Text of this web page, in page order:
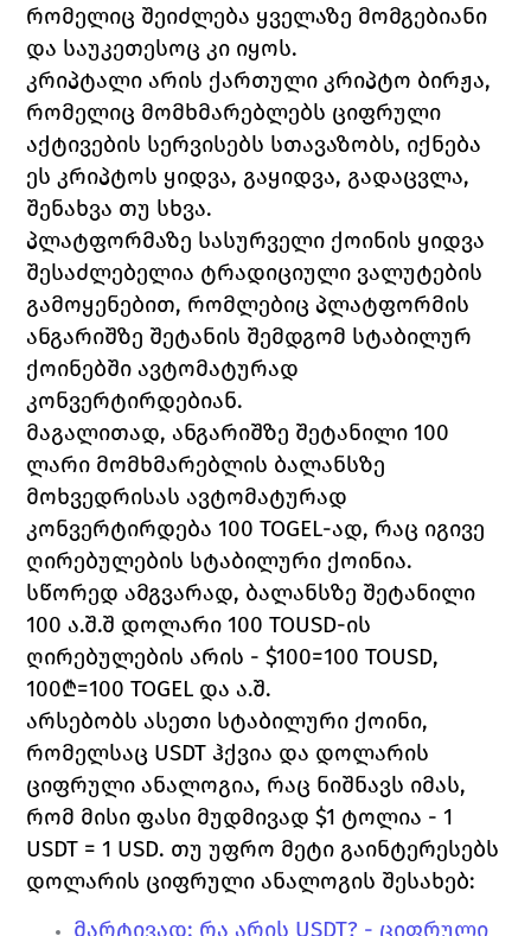
რომელიც შეიძლება ყველაზე მომგებიანი
და საუკეთესოც კი იყოს.
კრიპტალი არის ქართული კრიპტო ბირჟა,
რომელიც მომხმარებლებს ციფრული
აქტივების სერვისებს სთავაზობს, იქნება
ეს კრიპტოს ყიდვა, გაყიდვა, გადაცვლა,
შენახვა თუ სხვა.
პლატფორმაზე სასურველი ქოინის ყიდვა
შესაძლებელია ტრადიციული ვალუტების
გამოყენებით, რომლებიც პლატფორმის
ანგარიშზე შეტანის შემდგომ სტაბილურ
ქოინებში ავტომატურად
კონვერტირდებიან.
მაგალითად, ანგარიშზე შეტანილი 100
ლარი მომხმარებლის ბალანსზე
მოხვედრისას ავტომატურად
კონვერტირდება 100 TOGEL-ად, რაც იგივე
ღირებულების სტაბილური ქოინია.
სწორედ ამგვარად, ბალანსზე შეტანილი
100 ა.შ.შ დოლარი 100 TOUSD-ის
ღირებულების არის - $100=100 TOUSD,
100₾=100 TOGEL და ა.შ.
არსებობს ასეთი სტაბილური ქოინი,
რომელსაც USDT ჰქვია და დოლარის
ციფრული ანალოგია, რაც ნიშნავს იმას,
USDT = 1 USD. თუ უფრო მეტი გაინტერესებს
დოლარის ციფრული ანალოგის შესახებ:
მარტივად: რა არის USDT? - ციფრული